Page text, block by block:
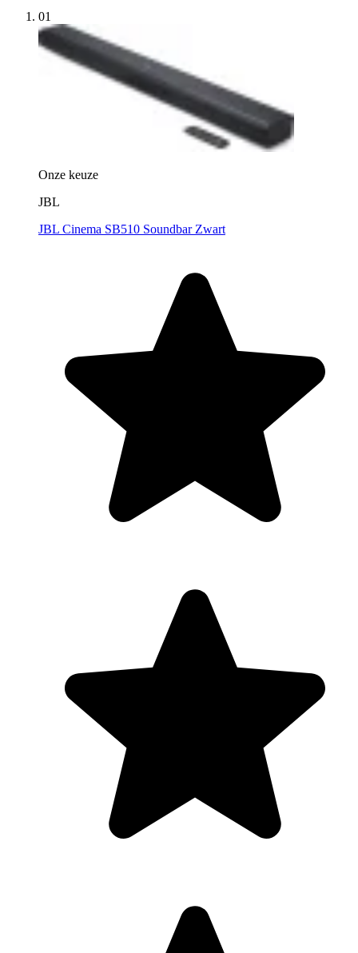
01
Onze keuze
JBL
JBL Cinema SB510 Soundbar Zwart